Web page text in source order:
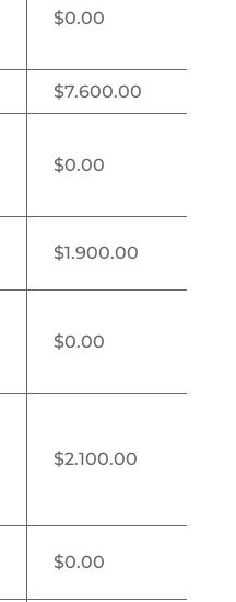
$0.00
$7.600.00
$0.00
$1.900.00
$0.00
$2.100.00
$0.00